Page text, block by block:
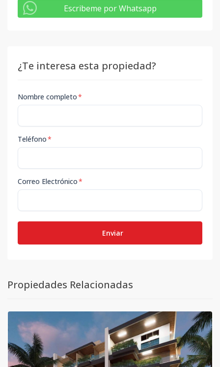
Escribeme por Whatsapp
¿Te interesa esta propiedad?
Nombre completo*
Teléfono*
Correo Electrónico*
Enviar
Propiedades Relacionadas